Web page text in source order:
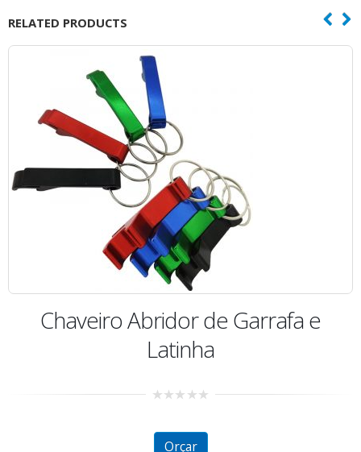
RELATED PRODUCTS
Abridor de Garrafa e
Latinha